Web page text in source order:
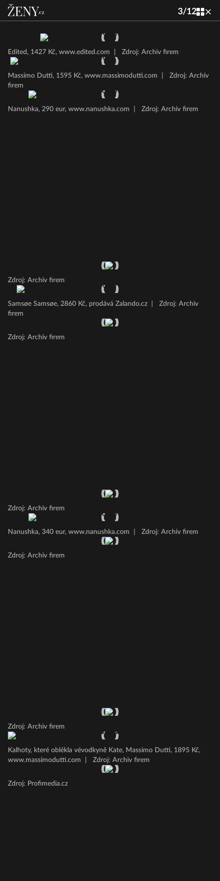
3/12
Edited, 1427 Kč, www.edited.com Zdroj: Archiv firem
Massimo Dutti, 1595 Kč, www.massimodutti.com
Zdroj: Archiv
firem
Nanushka, 290 eur, www.nanushka.com Zdroj: Archiv firem
Zdroj: Archiv firem
Samsøe Samsøe, 2860 Kč, prodává Zalando.cz
Zdroj: Archiv
firem
Zdroj: Archiv firem
Zdroj: Archiv firem
Nanushka, 340 eur, www.nanushka.com Zdroj: Archiv firem
Zdroj: Archiv firem
Zdroj: Archiv firem
Kalhoty, které oblékla vévodkyně Kate, Massimo Dutti, 1895 Kč,
www.massimodutti.com
Zdroj: Archiv firem
Zdroj: Profimedia.cz